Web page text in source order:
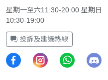
星期一至六11:30-20:00 星期日
10:30-19:00
投訴及建議熱線